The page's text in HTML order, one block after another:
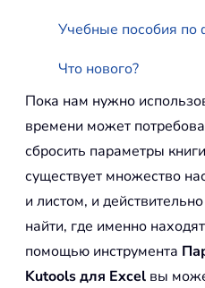
Учебные пособия по
Что нового?
Пока нам нужно
времени может
сбросить параметры
существует множество
и листом, и
найти, где именно
помощью инструмента
Kutools для Excel вы